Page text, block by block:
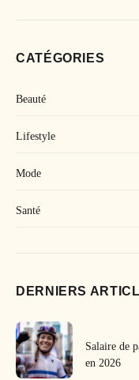
CATÉGORIES
Beauté
Lifestyle
Mode
Santé
DERNIERS
Salaire de
en 2026